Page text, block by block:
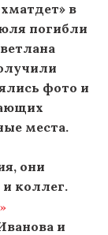
в
погибли
фото и
места.
они
коллег.
и